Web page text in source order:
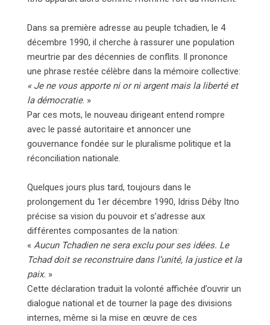
Dans sa première adresse au peuple tchadien, le 4
décembre 1990, il cherche à rassurer une population
meurtrie par des décennies de conflits. Il prononce
une phrase restée célèbre dans la mémoire collective:
« Je ne vous apporte ni or ni argent mais la liberté et
la démocratie. »
Par ces mots, le nouveau dirigeant entend rompre
avec le passé autoritaire et annoncer une
gouvernance fondée sur le pluralisme politique et la
réconciliation nationale.
Quelques jours plus tard, toujours dans le
prolongement du 1er décembre 1990, Idriss Déby Itno
précise sa vision du pouvoir et s’adresse aux
différentes composantes de la nation:
« Aucun Tchadien ne sera exclu pour ses idées. Le
Tchad doit se reconstruire dans l’unité, la justice et la
paix. »
Cette déclaration traduit la volonté affichée d’ouvrir un
dialogue national et de tourner la page des divisions
internes, même si la mise en œuvre de ces